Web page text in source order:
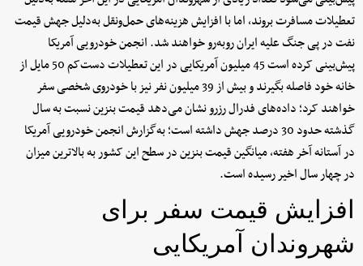
تعطیلات مسافرت بروند، اما با افزایش هزینه‌های حمل‌ونقل به‌دلیل جهش قیمت
نفت در پی جنگ علیه ایران روبه‌رو خواهند شد. انجمن خودرویی آمریکا
پیش‌بینی کرده است 45 میلیون آمریکایی در این تعطیلات دست‌کم 50 مایل از
خانه خود فاصله بگیرند و بیش از 39 میلیون نفر نیز با خودروی شخصی سفر
خواهند کرد؛ داده‌های فدرال رزرو نشان می‌دهد قیمت بنزین نسبت به سال
گذشته حدود 30 درصد جهش داشته است؛ به‌گزارش انجمن خودرویی آمریکا
در آستانه آخر هفته، میانگین قیمت بنزین در سطح این کشور به بالاترین میزان
در چهار سال اخیر رسیده است.
افزایش قیمت سفر‌ برای
شهروندان آمریکایی